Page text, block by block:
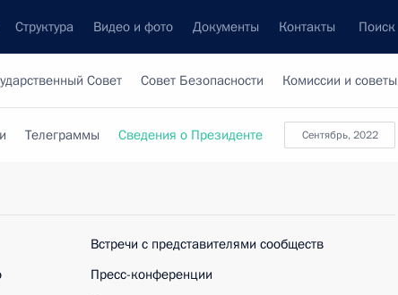
Структура Видео и фото Документы Контакты Поиск
Совет Совет Безопасности Комиссии и советы
сентябрь, 2022
Телеграммы Сведения о Президенте
Встречи с представителями сообществ
Пресс-конференции